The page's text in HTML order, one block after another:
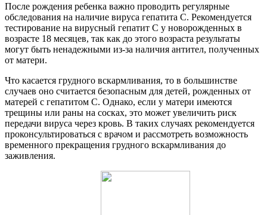
После рождения ребенка важно проводить регулярные
обследования на наличие вируса гепатита С. Рекомендуется
тестирование на вирусный гепатит С у новорожденных в
возрасте 18 месяцев, так как до этого возраста результаты
могут быть ненадежными из-за наличия антител, полученных
от матери.
Что касается грудного вскармливания, то в большинстве
случаев оно считается безопасным для детей, рожденных от
матерей с гепатитом С. Однако, если у матери имеются
трещины или раны на сосках, это может увеличить риск
передачи вируса через кровь. В таких случаях рекомендуется
проконсультироваться с врачом и рассмотреть возможность
временного прекращения грудного вскармливания до
заживления.